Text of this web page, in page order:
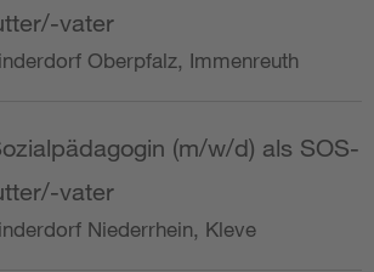
vater
Oberpfalz, Immenreuth
(m/w/d) als SOS-
vater
Niederrhein, Kleve